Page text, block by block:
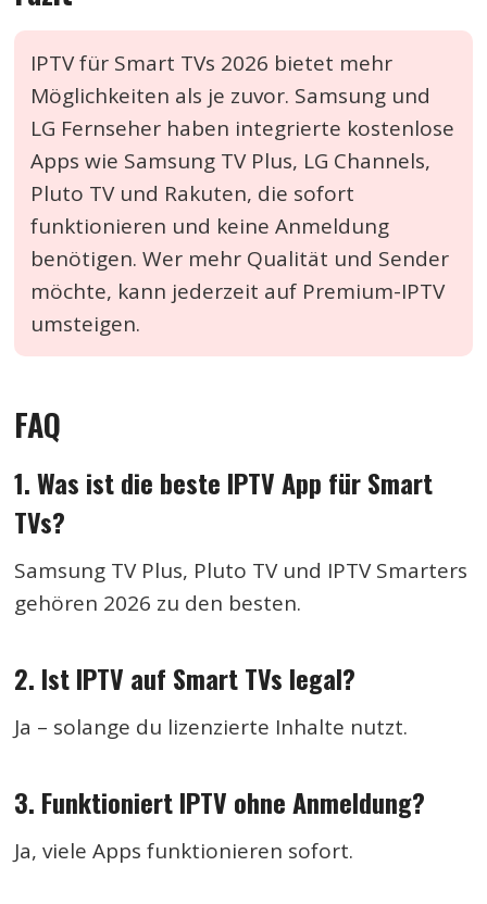
IPTV für Smart TVs 2026 bietet mehr
Möglichkeiten als je zuvor. Samsung und
LG Fernseher haben integrierte kostenlose
Apps wie Samsung TV Plus, LG Channels,
Pluto TV und Rakuten, die sofort
funktionieren und keine Anmeldung
benötigen. Wer mehr Qualität und Sender
möchte, kann jederzeit auf Premium-IPTV
umsteigen.
FAQ
1. Was ist die beste IPTV App für Smart
TVs?
Samsung TV Plus, Pluto TV und IPTV Smarters
gehören 2026 zu den besten.
2. Ist IPTV auf Smart TVs legal?
Ja – solange du lizenzierte Inhalte nutzt.
3. Funktioniert IPTV ohne Anmeldung?
Ja, viele Apps funktionieren sofort.